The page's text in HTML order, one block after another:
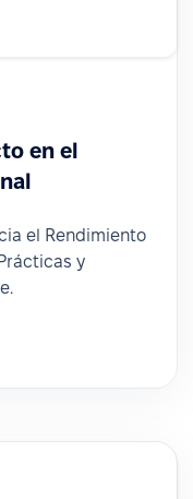
en el
el Rendimiento
y